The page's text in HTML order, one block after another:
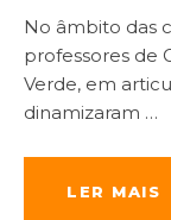
No âmbito das
professores de
Verde, em
dinamizaram …
LER MAIS